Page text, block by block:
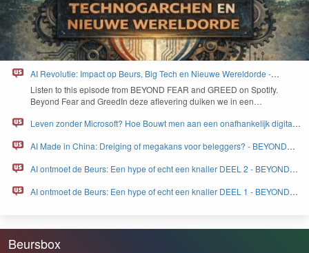
AI Revolutie: Impact op Beurs, Big Tech en Nieuwe Wereldorde -
BEYOND FEAR and GREED
Lis­ten to this episode from BEYOND FEAR and GREED on Spo­ti­fy.
Beyond Fear and Greed­In deze aflev­er­ing duiken we in een…
Leven zonder Microsoft? Hoe Bouwt men aan een onafhankelijk digitaal
AI Made in China: Dreiging of megakans voor beleggers? - BEYOND
AI ontmoet de Beurs: Een hype of echt een knaller DEEL 2 - BEYOND
AI ontmoet de Beurs: Een hype of echt een knaller DEEL 1 - BEYOND
Beursbox